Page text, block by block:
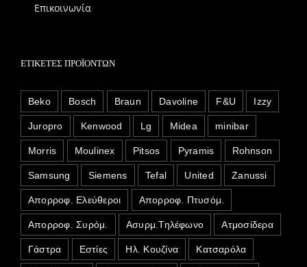
Επικοινωνία
ΕΤΙΚΈΤΕΣ ΠΡΟΪΌΝΤΩΝ
Beko Bosch Braun Davoline F&U Izzy
Juropro Kenwood Lg Midea minibar
Morris Moulinex Pitsos Pyramis Rohnson
Samsung Siemens Tefal United Zanussi
Απορροφ. Ελεύθεροι Απορροφ. Πτυσόμ.
Απορροφ. Συρόμ. Ασυρμ.Τηλέφωνο Ατμοσίδερα
Γάστρα Εστίες Ηλ. Κουζίνα Κατσαρόλα